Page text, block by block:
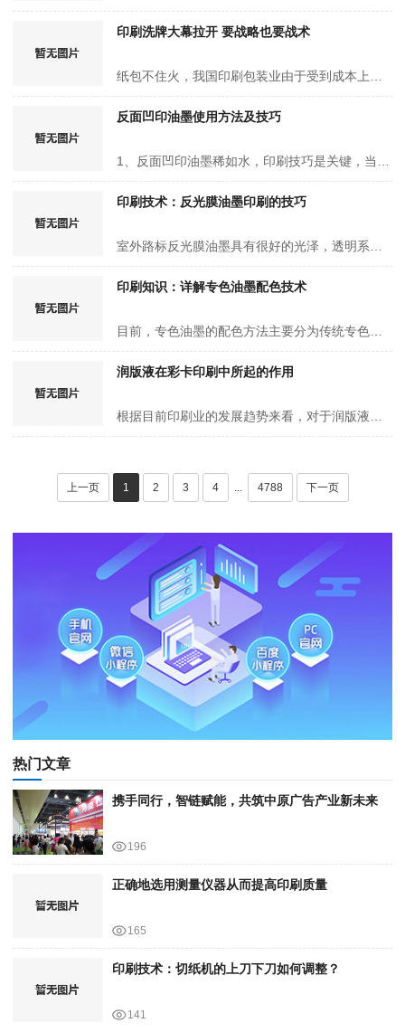
印刷洗牌大幕拉开 要战略也要战术
纸包不住火，我国印刷包装业由于受到成本上涨，受到电子媒体冲击，受到宏观调控、政策制约等外力影响，导致我国印刷包装业出现洗牌，这已经不再是预言或局部现象，自2013年以来，一批大型印刷包装厂倒闭或…
反面凹印油墨使用方法及技巧
1、反面凹印油墨稀如水，印刷技巧是关键，当印刷速度慢时，一方面，稀如水的反面凹印油墨会漏流下网版，另一方面，反面凹印油墨易吸收空气中的水分，印刷后得到的镜面效果不好，为此，在印刷时，反面凹印…
印刷技术：反光膜油墨印刷的技巧
室外路标反光膜油墨具有很好的光泽，透明系列颜色透明度高，特别适用于室外路标反光膜(如AVERY)丝网印刷, 印品具有反光效果好、色彩饱和，非常好的耐侯性等特点，此油墨也适用于有机玻璃、金属及表面处理…
印刷知识：详解专色油墨配色技术
目前，专色油墨的配色方法主要分为传统专色油墨配色和计算机专色油墨配色两种。基于对胶印专色油墨配色技术研究经验的总结，针对专色油墨配色技术提出一些建议，供同行参考。 传统专色油墨配色方法 …
润版液在彩卡印刷中所起的作用
根据目前印刷业的发展趋势来看，对于润版液的要求是越来越高了。由于传统的胶版印刷是依赖水墨相斥的原理进行印刷的，所以在胶版印刷中润版液的使用和控制是印刷能够进行的关键环节。虽然无水胶印已经有了…
上一页 1 2 3 4 ... 4788 下一页
热门文章
携手同行，智链赋能，共筑中原广告产业新未来
196
正确地选用测量仪器从而提高印刷质量
165
印刷技术：切纸机的上刀下刀如何调整？
141